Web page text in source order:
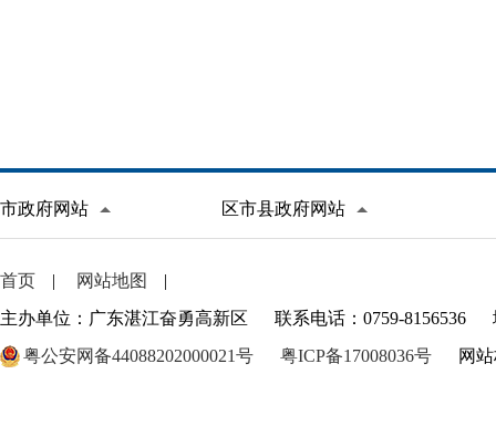
市政府网站 区市县政府网站
首页 | 网站地图
|
主办单位：广东湛江奋勇高新区
联系电话：0759-8156536
粤公安网备44088202000021号
粤ICP备17008036号 网